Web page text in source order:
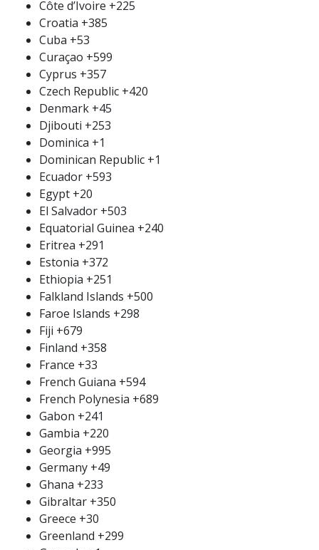
Côte d’Ivoire +225
Croatia +385
Cuba +53
Curaçao +599
Cyprus +357
Czech Republic +420
Denmark +45
Djibouti +253
Dominica +1
Dominican Republic +1
Ecuador +593
Egypt +20
El Salvador +503
Equatorial Guinea +240
Eritrea +291
Estonia +372
Ethiopia +251
Falkland Islands +500
Faroe Islands +298
Fiji +679
Finland +358
France +33
French Guiana +594
French Polynesia +689
Gabon +241
Gambia +220
Georgia +995
Germany +49
Ghana +233
Gibraltar +350
Greece +30
Greenland +299